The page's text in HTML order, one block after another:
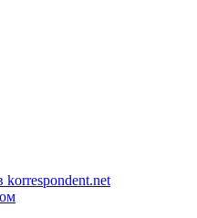
korrespondent.net